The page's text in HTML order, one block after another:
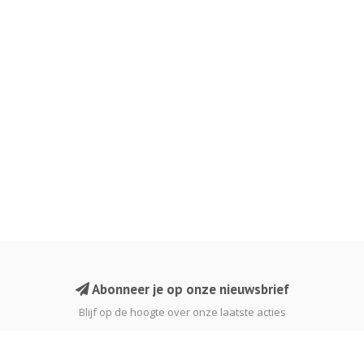
Abonneer je op onze nieuwsbrief
Blijf op de hoogte over onze laatste acties